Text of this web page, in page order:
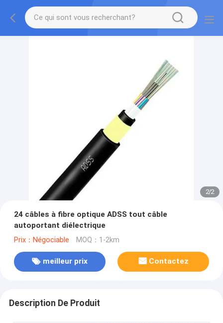
2/2
24 câbles à fibre optique ADSS tout câble
autoportant diélectrique
Prix：Négociable MOQ：1-2km
meilleur prix Contactez
Description De Produit